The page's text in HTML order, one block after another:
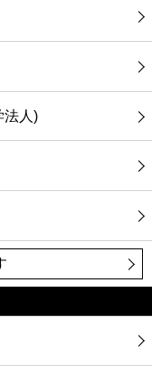
法人)